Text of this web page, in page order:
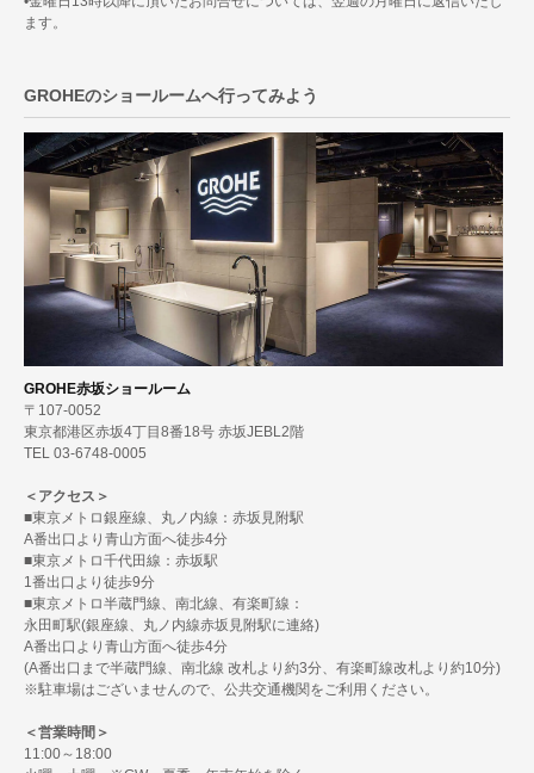
ます。
GROHEのショールームへ行ってみよう
GROHE赤坂ショールーム
〒107-0052
東京都港区赤坂4丁目8番18号 赤坂JEBL2階
TEL 03-6748-0005
＜アクセス＞
■東京メトロ銀座線、丸ノ内線：赤坂見附駅
A番出口より青山方面へ徒歩4分
■東京メトロ千代田線：赤坂駅
1番出口より徒歩9分
■東京メトロ半蔵門線、南北線、有楽町線：
永田町駅(銀座線、丸ノ内線赤坂見附駅に連絡)
A番出口より青山方面へ徒歩4分
(A番出口まで半蔵門線、南北線 改札より約3分、有楽町線改札より約10分)
※駐車場はございませんので、公共交通機関をご利用ください。
＜営業時間＞
11:00～18:00